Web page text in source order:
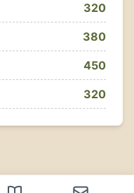
320
380
450
320